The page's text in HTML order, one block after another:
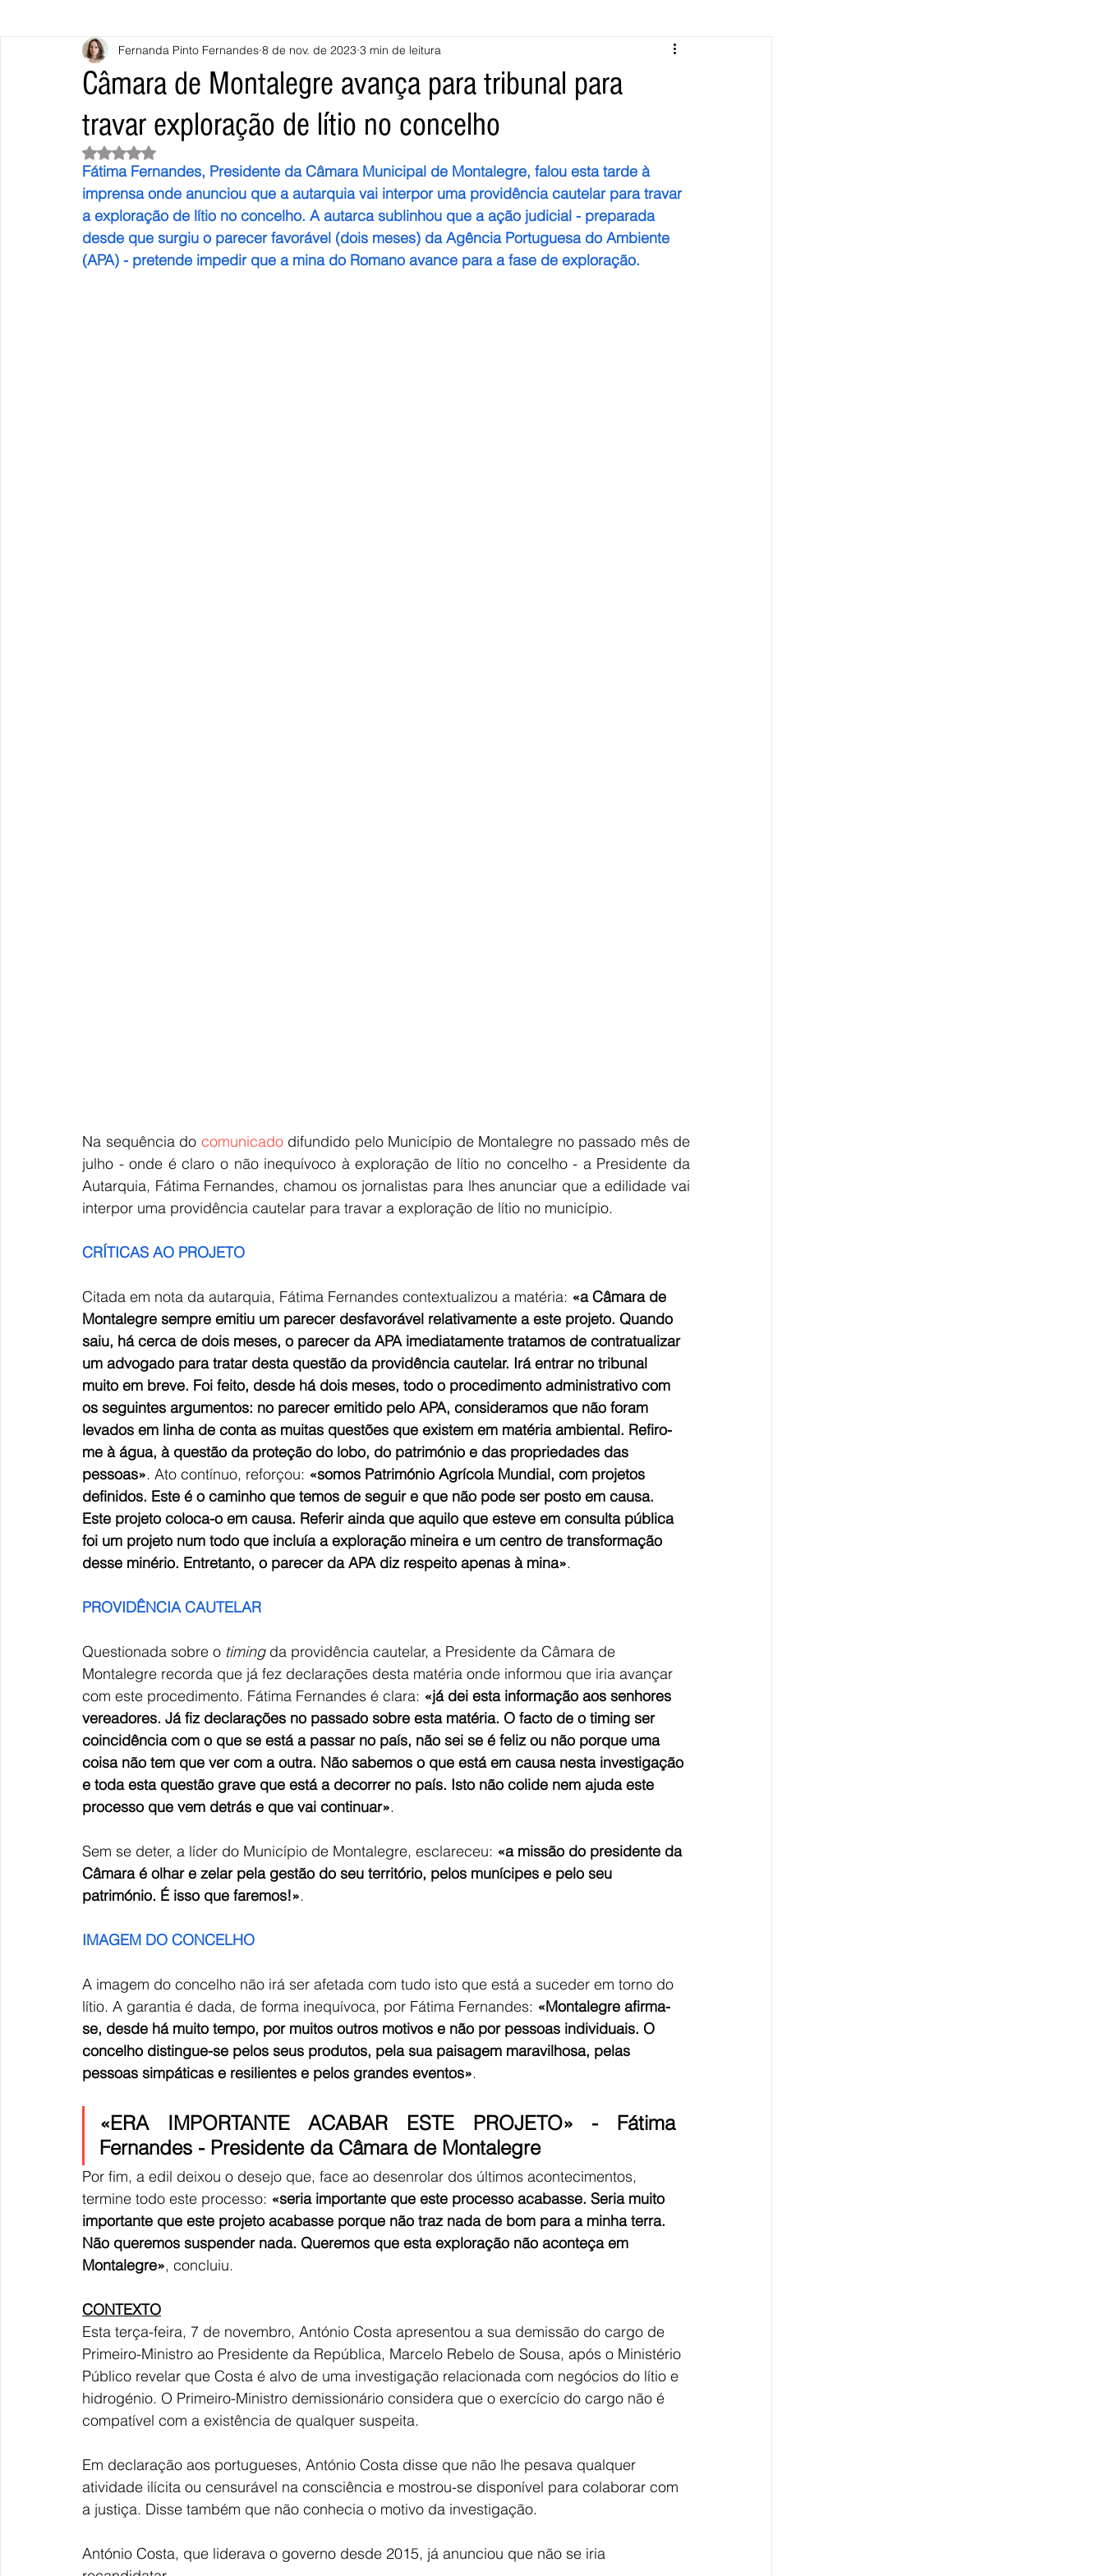
Vila Nova de Cerveira Monção Valença Melgaço
Terras de Bouro Póvoa de Lanhoso Vieira do Minho Vila Verde Braga
Desporto
Câmara de Montalegre avança para tribunal para
travar exploração de lítio no concelho
Fernanda Pinto Fernandes 8 de nov. de 2023 3 min de leitura
Avaliado com NaN de 5 estrelas.
Fátima Fernandes, Presidente da Câmara Municipal de Montalegre, falou esta tarde à
imprensa onde anunciou que a autarquia vai interpor uma providência cautelar para travar
a exploração de lítio no concelho. A autarca sublinhou que a ação judicial - preparada
desde que surgiu o parecer favorável (dois meses) da Agência Portuguesa do Ambiente
(APA) - pretende impedir que a mina do Romano avance para a fase de exploração.
Na sequência do comunicado difundido pelo Município de Montalegre no passado mês de
julho - onde é claro o não inequívoco à exploração de lítio no concelho - a Presidente da
Autarquia, Fátima Fernandes, chamou os jornalistas para lhes anunciar que a edilidade vai
interpor uma providência cautelar para travar a exploração de lítio no município.
CRÍTICAS AO PROJETO
Citada em nota da autarquia, Fátima Fernandes contextualizou a matéria: «a Câmara de
Montalegre sempre emitiu um parecer desfavorável relativamente a este projeto. Quando
saiu, há cerca de dois meses, o parecer da APA imediatamente tratamos de contratualizar
um advogado para tratar desta questão da providência cautelar. Irá entrar no tribunal
muito em breve. Foi feito, desde há dois meses, todo o procedimento administrativo com
os seguintes argumentos: no parecer emitido pelo APA, consideramos que não foram
levados em linha de conta as muitas questões que existem em matéria ambiental. Refiro-
me à água, à questão da proteção do lobo, do património e das propriedades das
pessoas». Ato contínuo, reforçou: «somos Património Agrícola Mundial, com projetos
definidos. Este é o caminho que temos de seguir e que não pode ser posto em causa.
Este projeto coloca-o em causa. Referir ainda que aquilo que esteve em consulta pública
foi um projeto num todo que incluía a exploração mineira e um centro de transformação
desse minério. Entretanto, o parecer da APA diz respeito apenas à mina».
PROVIDÊNCIA CAUTELAR
Questionada sobre o timing da providência cautelar, a Presidente da Câmara de
Montalegre recorda que já fez declarações desta matéria onde informou que iria avançar
com este procedimento. Fátima Fernandes é clara: «já dei esta informação aos senhores
vereadores. Já fiz declarações no passado sobre esta matéria. O facto de o timing ser
coincidência com o que se está a passar no país, não sei se é feliz ou não porque uma
coisa não tem que ver com a outra. Não sabemos o que está em causa nesta investigação
e toda esta questão grave que está a decorrer no país. Isto não colide nem ajuda este
processo que vem detrás e que vai continuar».
Sem se deter, a líder do Município de Montalegre, esclareceu: «a missão do presidente da
Câmara é olhar e zelar pela gestão do seu território, pelos munícipes e pelo seu
património. É isso que faremos!».
IMAGEM DO CONCELHO
A imagem do concelho não irá ser afetada com tudo isto que está a suceder em torno do
lítio. A garantia é dada, de forma inequívoca, por Fátima Fernandes: «Montalegre afirma-
se, desde há muito tempo, por muitos outros motivos e não por pessoas individuais. O
concelho distingue-se pelos seus produtos, pela sua paisagem maravilhosa, pelas
pessoas simpáticas e resilientes e pelos grandes eventos».
«ERA IMPORTANTE ACABAR ESTE PROJETO» - Fátima
Fernandes - Presidente da Câmara de Montalegre
Por fim, a edil deixou o desejo que, face ao desenrolar dos últimos acontecimentos,
termine todo este processo: «seria importante que este processo acabasse. Seria muito
importante que este projeto acabasse porque não traz nada de bom para a minha terra.
Não queremos suspender nada. Queremos que esta exploração não aconteça em
Montalegre», concluiu.
CONTEXTO
Esta terça-feira, 7 de novembro, António Costa apresentou a sua demissão do cargo de
Primeiro-Ministro ao Presidente da República, Marcelo Rebelo de Sousa, após o Ministério
Público revelar que Costa é alvo de uma investigação relacionada com negócios do lítio e
hidrogénio. O Primeiro-Ministro demissionário considera que o exercício do cargo não é
compatível com a existência de qualquer suspeita.
Em declaração aos portugueses, António Costa disse que não lhe pesava qualquer
atividade ilícita ou censurável na consciência e mostrou-se disponível para colaborar com
a justiça. Disse também que não conhecia o motivo da investigação.
António Costa, que liderava o governo desde 2015, já anunciou que não se iria